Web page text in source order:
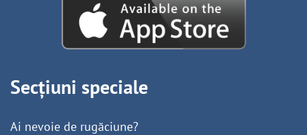
Secțiuni speciale
Ai nevoie de rugăciune?